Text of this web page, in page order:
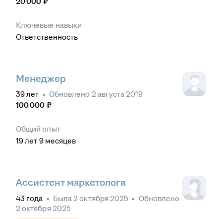
Ключевые навыки
Ответственность
Менеджер
39лет • Обновлено 2 августа 2019
100 000 ₽
Общий опыт
19лет 9 месяцев
Ассистент маркетолога
43 года • Была 2 октября 2025 • Обновлено
2 октября 2025